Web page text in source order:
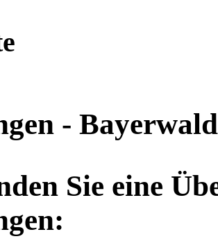
-
Sie eine